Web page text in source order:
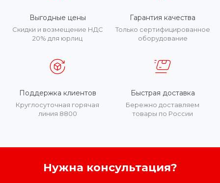
Выгодные цены
Скидки и возмещение НДС
20% для юрлиц
Гарантия качества
Только сертифицированное
оборудование
Поддержка клиентов
Круглосуточная горячая
линия 8800
Быстрая доставка
Бережно доставляем
товары по России
Нужна консультация?